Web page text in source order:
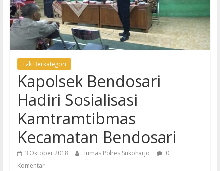
Tak Berkategori
Kapolsek Bendosari
Hadiri Sosialisasi
Kamtramtibmas
Kecamatan Bendosari
3 Oktober 2018 Humas Polres Sukoharjo
0
Komentar